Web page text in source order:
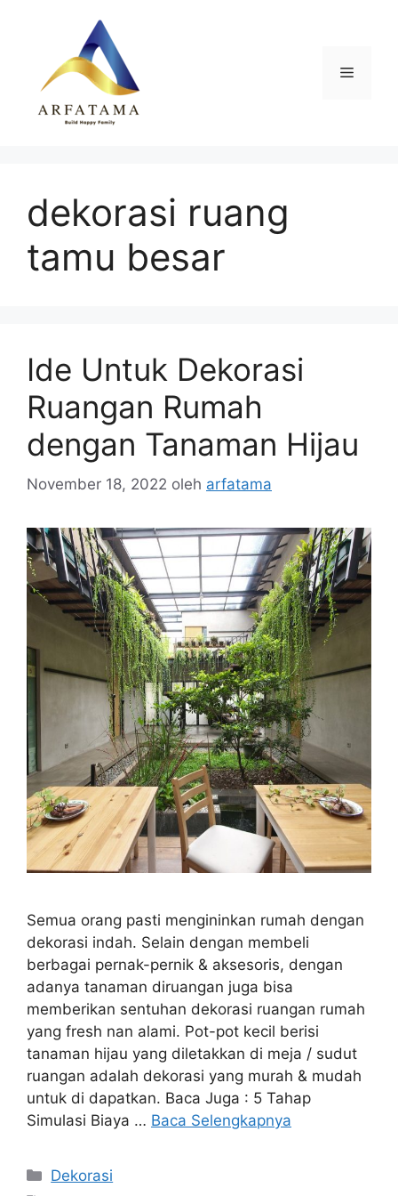
Menu
dekorasi ruang
tamu besar
Ide Untuk Dekorasi
Ruangan Rumah
dengan Tanaman Hijau
November 18, 2022 oleh arfatama
Semua orang pasti mengininkan rumah dengan
dekorasi indah. Selain dengan membeli
berbagai pernak-pernik & aksesoris, dengan
adanya tanaman diruangan juga bisa
memberikan sentuhan dekorasi ruangan rumah
yang fresh nan alami. Pot-pot kecil berisi
tanaman hijau yang diletakkan di meja / sudut
ruangan adalah dekorasi yang murah & mudah
untuk di dapatkan. Baca Juga : 5 Tahap
Simulasi Biaya … Baca Selengkapnya
Kategori
Dekorasi